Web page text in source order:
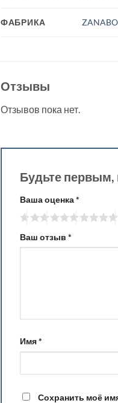
ФАБРИКА
Отзывы
Отзывов пока нет.
Будьте первым,
Ваша оценка*
Ваш отзыв *
Имя*
Сохранить моё